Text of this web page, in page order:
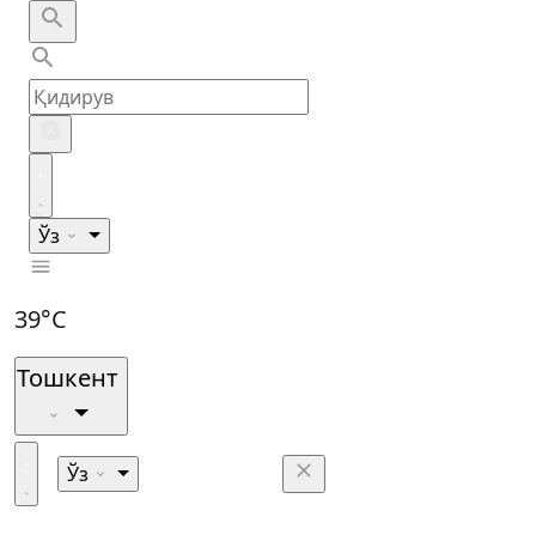
Ўз
39°C
Тошкент
Ўз